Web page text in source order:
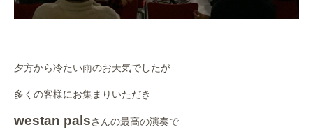
夕方から冷たい雨のお天気でしたが
多くの客様にお集まりいただき
westan palsさんの最高の演奏で